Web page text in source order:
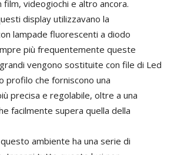
videogiochi e altro ancora.
display utilizzavano la
lampade fluorescenti a diodo
più frequentemente queste
vengono sostituite con file di Led
profilo che forniscono una
precisa e regolabile, oltre a una
facilmente supera quella della
ambiente ha una serie di